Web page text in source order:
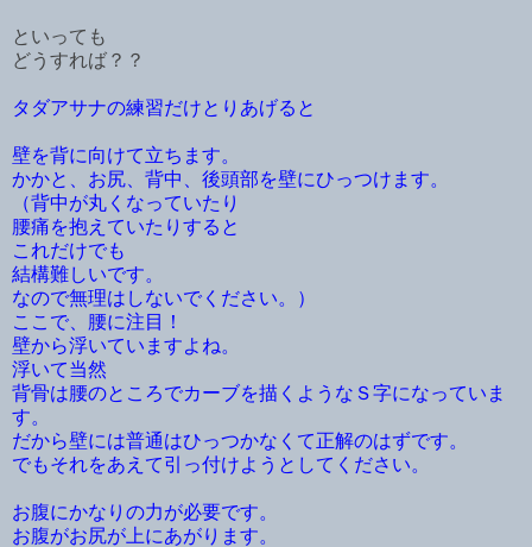
といっても
どうすれば？？
タダアサナの練習だけとりあげると
壁を背に向けて立ちます。
かかと、お尻、背中、後頭部を壁にひっつけます。
（背中が丸くなっていたり
腰痛を抱えていたりすると
これだけでも
結構難しいです。
なので無理はしないでください。）
ここで、腰に注目！
壁から浮いていますよね。
浮いて当然
背骨は腰のところでカーブを描くようなＳ字になっていま
す。
だから壁には普通はひっつかなくて正解のはずです。
でもそれをあえて引っ付けようとしてください。
お腹にかなりの力が必要です。
お腹がお尻が上にあがります。